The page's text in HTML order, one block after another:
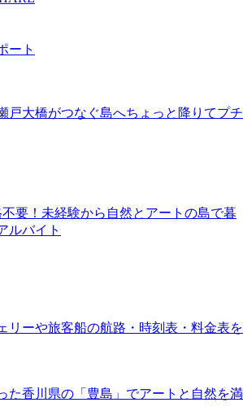
戸大橋がつなぐ島へちょっと降りてプチ
要！未経験から自然とアートの島で暮
ルバイト
リーや旅客船の航路・時刻表・料金表を
た香川県の「豊島」でアートと自然を満